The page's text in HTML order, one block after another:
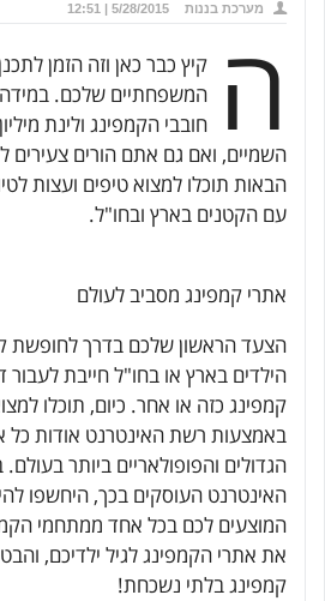
מערכת בננות 5/28/2015 | 12:51
ה
קיץ כבר כאן וזה הזמן
המשפחתיים שלכם.
חובבי הקמפינג ולינת
השמיים, ואם גם אתם הורים צעירים
הבאות תוכלו למצוא טיפים ועצות
עם הקטנים בארץ ובחו"ל.
אתרי קמפינג מסביב לעולם
הצעד הראשון שלכם בדרך לחופשת
הילדים בארץ או בחו"ל חייבת לעבור
קמפינג כזה או אחר. כיום, תוכלו
באמצעות רשת האינטרנט אודות כל
הגדולים והפופולאריים ביותר
האינטרנט העוסקים בכך, היחשפו
המוצעים לכם בכל אחד ממתחמי
את אתרי הקמפינג לגיל ילדיכם,
קמפינג בלתי נשכחת!